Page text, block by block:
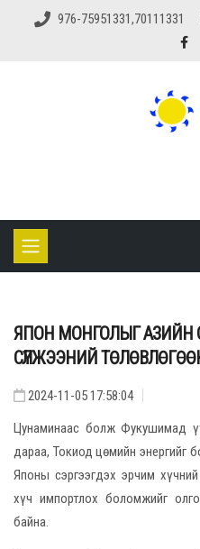
976-75951331,70111331
ЯПОН МОНГОЛЫГ АЗИЙН
СҮЛЖЭЭНИЙ
2024-11-05 17:58:04
Цунаминаас болж Фукушимад
дараа, Токиод цөмийн энергийг
Японы сэргээгдэх эрчим
хүч импортлох боломжийг
байна.